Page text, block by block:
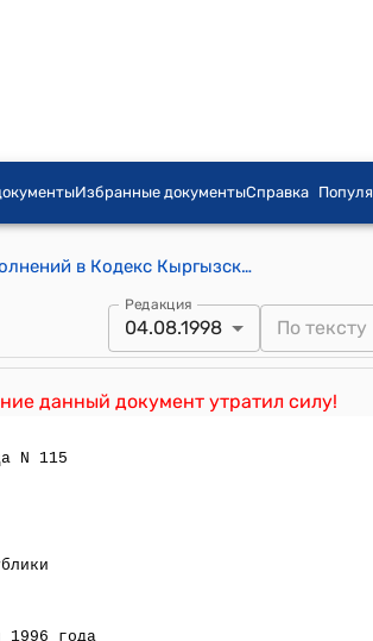
Избранные документыСправка
Закон КР от 4 января 1997 года №3 "О внесении дополнений в Кодекс Кыргызской Республики об административных правонарушениях"
Редакция
04.08.1998
данный документ утратил силу!